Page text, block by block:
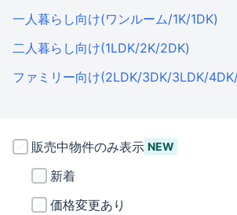
一人暮らし向け(ワンルーム/1K/1DK)
二人暮らし向け(1LDK/2K/2DK)
ファミリー向け(2LDK/3DK/3LDK/
販売中物件のみ表示 NEW
新着
価格変更あり